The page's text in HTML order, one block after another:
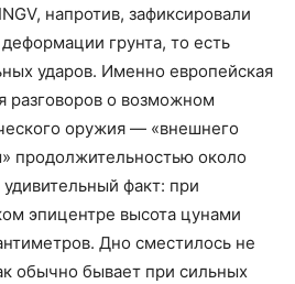
напротив, зафиксировали
грунта, то есть
ударов. Именно европейская
разговоров о возможном
оружия — «внешнего
продолжительностью около
факт: при
эпицентре высота цунами
Дно сместилось не
обычно бывает при сильных